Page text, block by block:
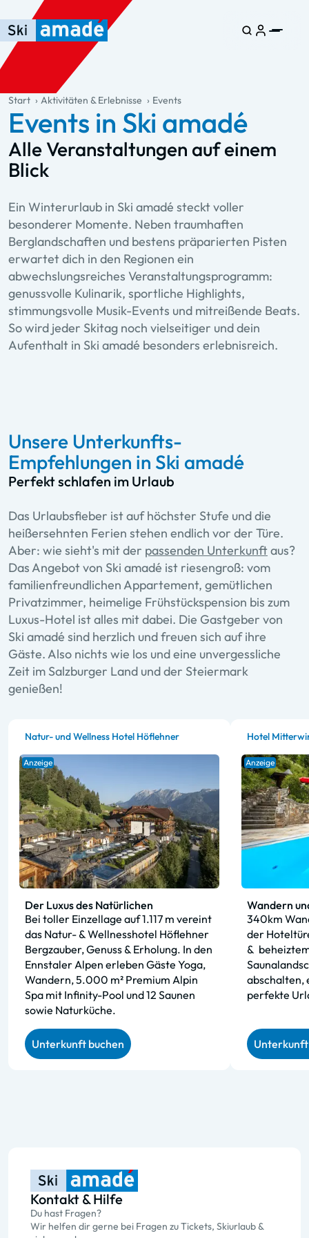
Zum Haupt-Inhalt springen
Springe zur Tabelle
Zur Haupt-Navigation springen
general.table-of-content
Start Aktivitäten & Erlebnisse Events
Events in Ski amadé
Alle Veranstaltungen auf einem
Blick
Ein Winterurlaub in Ski amadé steckt voller
besonderer Momente. Neben traumhaften
Berglandschaften und bestens präparierten Pisten
erwartet dich in den Regionen ein
abwechslungsreiches Veranstaltungsprogramm:
genussvolle Kulinarik, sportliche Highlights,
stimmungsvolle Musik-Events und mitreißende Beats.
So wird jeder Skitag noch vielseitiger und dein
Aufenthalt in Ski amadé besonders erlebnisreich.
Unsere Unterkunfts-
Empfehlungen in Ski amadé
Perfekt schlafen im Urlaub
Das Urlaubsfieber ist auf höchster Stufe und die
heißersehnten Ferien stehen endlich vor der Türe.
Aber: wie sieht's mit der passenden Unterkunftaus?
Das Angebot von Ski amadé ist riesengroß: vom
familienfreundlichen Appartement, gemütlichen
Privatzimmer, heimelige Frühstückspension bis zum
Luxus-Hotel ist alles mit dabei. Die Gastgeber von
Ski amadé sind herzlich und freuen sich auf ihre
Gäste. Also nichts wie los und eine unvergessliche
Zeit im Salzburger Land und der Steiermark
genießen!
Natur- und Wellness Hotel Höflehner
Anzeige
Der Luxus des Natürlichen
Bei toller Einzellage auf 1.117 m vereint
das Natur- & Wellnesshotel Höflehner
Bergzauber, Genuss & Erholung. In den
Ennstaler Alpen erleben Gäste Yoga,
Wandern, 5.000 m² Premium Alpin
Spa mit Infinity-Pool und 12 Saunen
sowie Naturküche.
Unterkunft buchen
Hotel
Anzeige
Wandern
340km
der
&
abschalten,
perfekte
Kontakt & Hilfe
Du hast Fragen?
Wir helfen dir gerne bei Fragen zu Tickets, Skiurlaub &